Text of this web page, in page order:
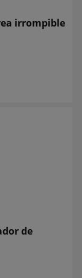
irrompible
de